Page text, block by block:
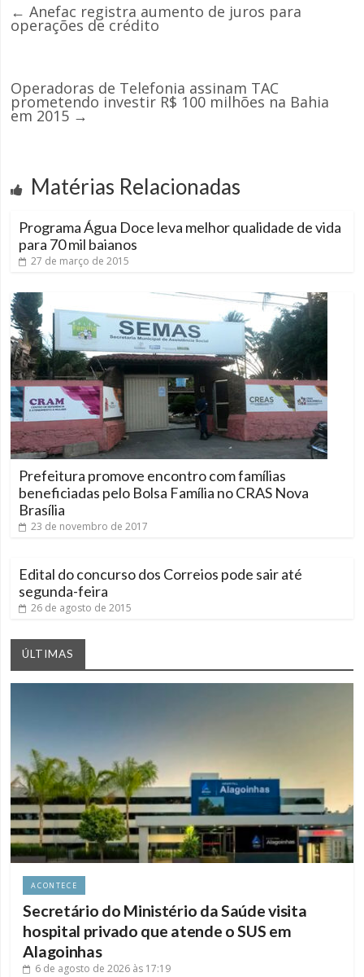
← Anefac registra aumento de juros para
operações de crédito
Operadoras de Telefonia assinam TAC
prometendo investir R$ 100 milhões na Bahia
em 2015 →
Matérias Relacionadas
Programa Água Doce leva melhor qualidade de vida
para 70 mil baianos
27 de março de 2015
Prefeitura promove encontro com famílias
beneficiadas pelo Bolsa Família no CRAS Nova
Brasília
23 de novembro de 2017
Edital do concurso dos Correios pode sair até
segunda-feira
26 de agosto de 2015
ÚLTIMAS
ACONTECE
Secretário do Ministério da Saúde visita
hospital privado que atende o SUS em
Alagoinhas
6 de agosto de 2026 às 17:19